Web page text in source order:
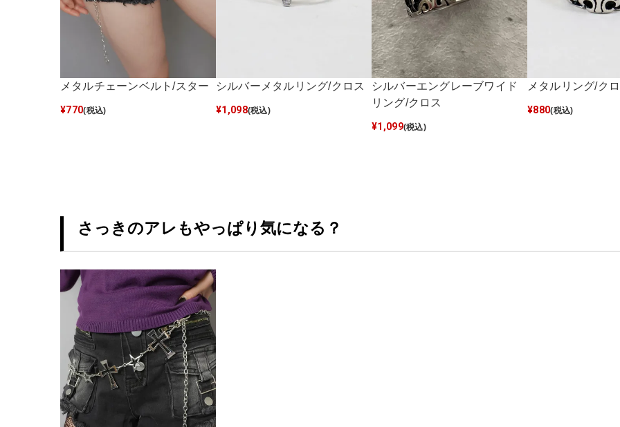
メタルチェーンベルト/スター
¥770(税込)
シルバーメタルリング/クロス
¥1,098(税込)
シルバーエングレーブワイド
リング/クロス
¥1,099(税込)
メタルリング/ク
¥880(税込)
さっきのアレもやっぱり気になる？